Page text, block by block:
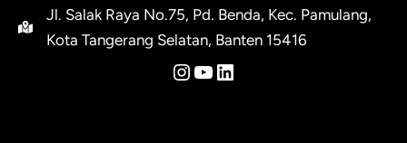
Jl. Salak Raya No.75, Pd. Benda, Kec. Pamulang,
Kota Tangerang Selatan, Banten 15416
Instagram
YouTube
LinkedIn